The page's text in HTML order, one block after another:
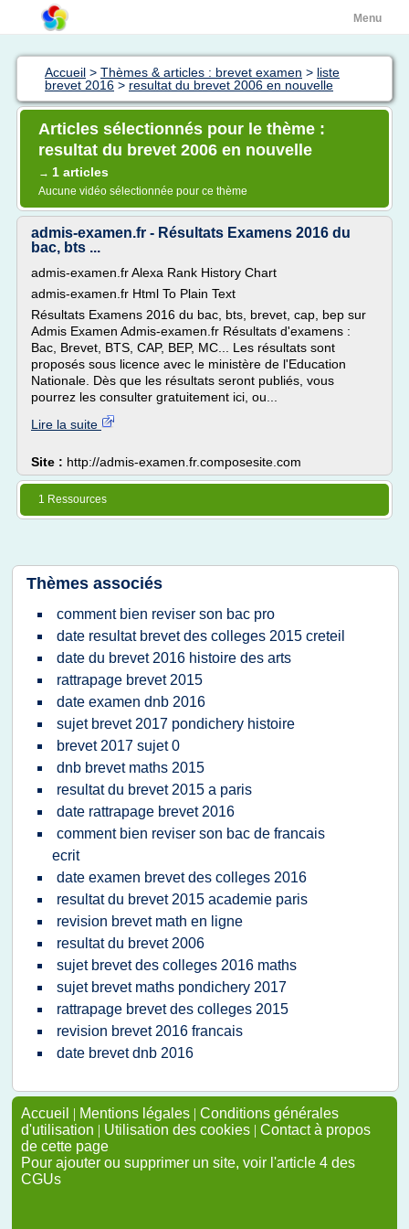
Menu
Accueil > Thèmes & articles : brevet examen > liste
brevet 2016 > resultat du brevet 2006 en nouvelle
Articles sélectionnés pour le thème :
resultat du brevet 2006 en nouvelle
→ 1 articles
Aucune vidéo sélectionnée pour ce thème
admis-examen.fr - Résultats Examens 2016 du
bac, bts ...
admis-examen.fr Alexa Rank History Chart
admis-examen.fr Html To Plain Text
Résultats Examens 2016 du bac, bts, brevet, cap, bep sur
Admis Examen Admis-examen.fr Résultats d'examens :
Bac, Brevet, BTS, CAP, BEP, MC... Les résultats sont
proposés sous licence avec le ministère de l'Education
Nationale. Dès que les résultats seront publiés, vous
pourrez les consulter gratuitement ici, ou...
Lire la suite
Site : http://admis-examen.fr.composesite.com
1 Ressources
Thèmes associés
comment bien reviser son bac pro
date resultat brevet des colleges 2015 creteil
date du brevet 2016 histoire des arts
rattrapage brevet 2015
date examen dnb 2016
sujet brevet 2017 pondichery histoire
brevet 2017 sujet 0
dnb brevet maths 2015
resultat du brevet 2015 a paris
date rattrapage brevet 2016
comment bien reviser son bac de francais
ecrit
date examen brevet des colleges 2016
resultat du brevet 2015 academie paris
revision brevet math en ligne
resultat du brevet 2006
sujet brevet des colleges 2016 maths
sujet brevet maths pondichery 2017
rattrapage brevet des colleges 2015
revision brevet 2016 francais
date brevet dnb 2016
Accueil | Mentions légales | Conditions générales
d'utilisation | Utilisation des cookies | Contact à propos
de cette page
Pour ajouter ou supprimer un site, voir l'article 4 des
CGUs